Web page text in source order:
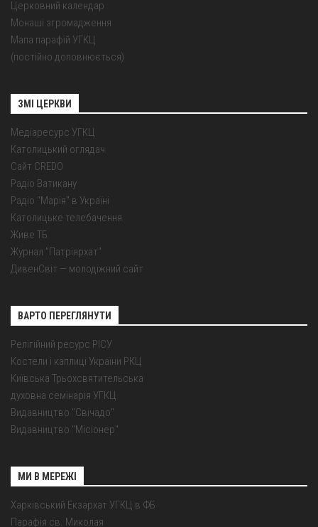
Церковний календар
Монаші згромадження
Мапа парафій УГКЦ
(постійно доповнюється)
ЗМІ ЦЕРКВИ
Медіаресурс УГКЦ
Католицький оглядач
Сайт CREDO
Радіо Ватикану
Радіо "Марія" в Україні
Католицьке телебачення
Живе ТБ
Журнал "Патріярхат"
ДивенСвіт — молодіжний сайт
ВАРТО ПЕРЕГЛЯНУТИ
Релігійний ресурс РІСУ
Костели і каплиці України РКЦ
Київська Трьохсвятительська
духовна семінарія УГКЦ
Видавництво "Свічадо"
Видавництво "Місіонер"
МИ В МЕРЕЖІ
Харківський Екзархат УГКЦ в ФБ
Парафія св. Миколая